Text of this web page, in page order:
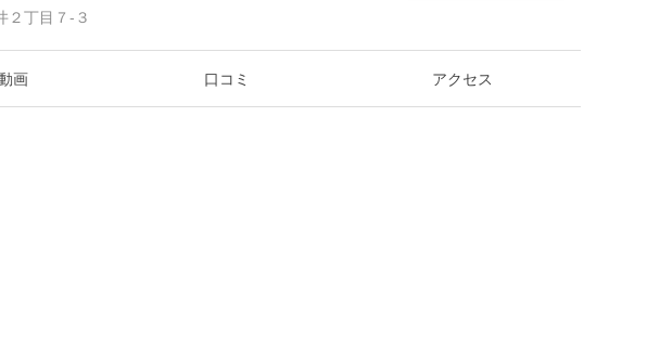
２丁目７-３
画 口コミ アクセス